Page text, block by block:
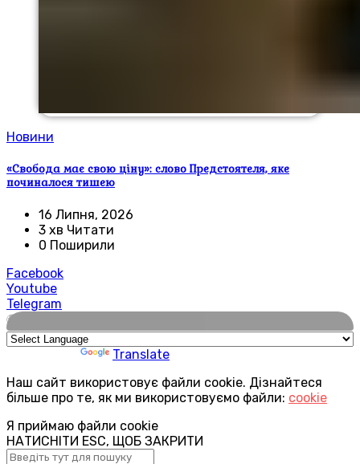
Новини
«Свобода має свою ціну»: слово Предстоятеля, яке
починалося тишею
16 Липня, 2026
3 хв Читати
0 Поширили
Facebook
Youtube
Telegram
🌍
Translate
Наш сайт використовує файли cookie. Дізнайтеся
більше про те, як ми використовуємо файли: cookie
Я приймаю файли cookie
НАТИСНІТИ ESC, ЩОБ ЗАКРИТИ